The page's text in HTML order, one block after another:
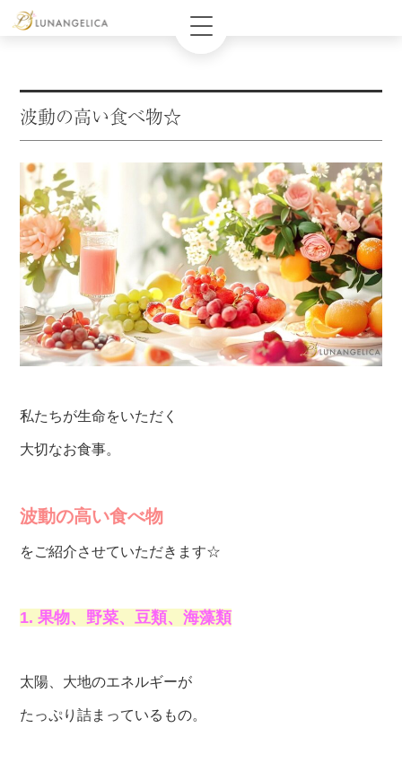
波動の高い食べ物☆
私たちが生命をいただく
大切なお食事。
波動の高い食べ物
をご紹介させていただきます☆
1. 果物、野菜、豆類、海藻類
太陽、大地のエネルギーが
たっぷり詰まっているもの。